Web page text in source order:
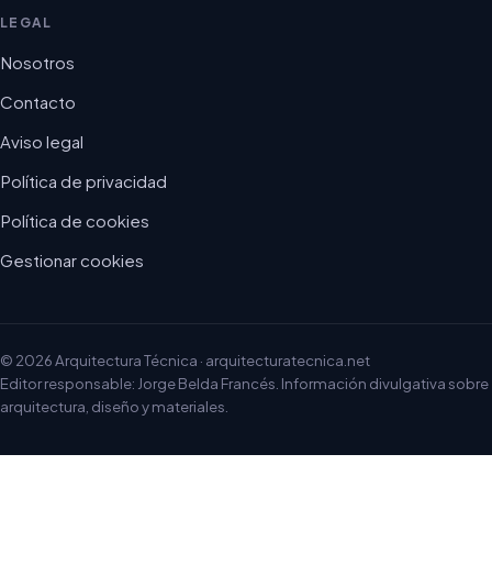
LEGAL
Nosotros
Contacto
Aviso legal
Política de privacidad
Política de cookies
Gestionar cookies
© 2026 Arquitectura Técnica · arquitecturatecnica.net
Editor responsable: Jorge Belda Francés. Información divulgativa sobre
arquitectura, diseño y materiales.